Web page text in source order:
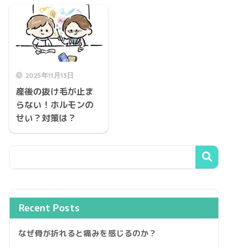
2025年11月13日
産後の抜け毛が止ま
らない！ホルモンの
せい？対策は？
Recent Posts
なぜ骨が折れると痛みを感じるのか？